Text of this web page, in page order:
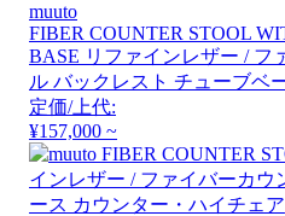
muuto
FIBER COUNTER STOOL
BASE リファインレザー / フ
ル バックレスト チューブベ
定価/上代:
¥157,000 ~